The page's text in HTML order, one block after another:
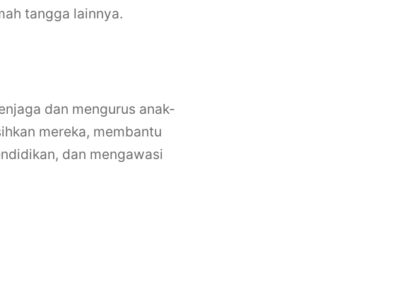
tangga lainnya.
dan mengurus anak-
mereka, membantu
dan mengawasi